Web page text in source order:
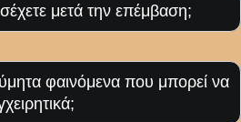
μετά την επέμβαση;
φαινόμενα που μπορεί να